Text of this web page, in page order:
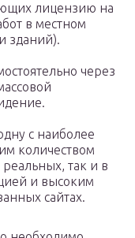
лицензию на
в местном
зданий).
через
с наиболее
количеством
так и в
и высоким
сайтах.